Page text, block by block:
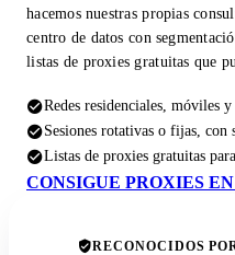
hacemos nuestras propias
centro de datos con
listas de proxies gratuitas que
Redes residenciales, móviles
Sesiones rotativas o fijas, con
Listas de proxies gratuitas
CONSIGUE PROXIES
RECONOCIDOS